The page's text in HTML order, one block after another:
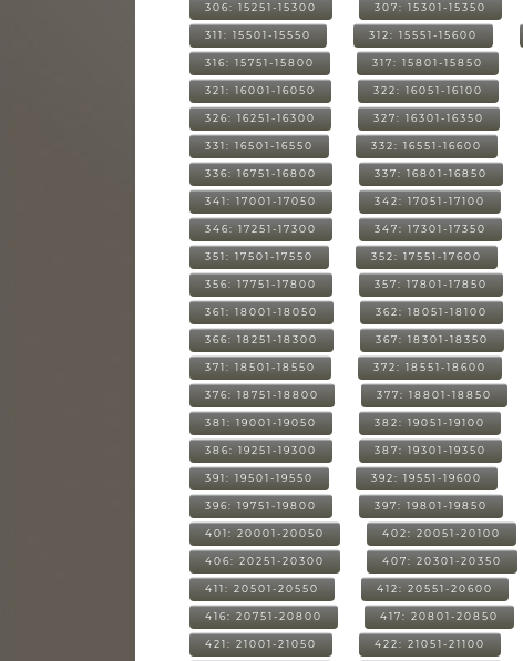
306: 15251-15300 307: 15301-15350
311: 15501-15550 312: 15551-15600
316: 15751-15800 317: 15801-15850
321: 16001-16050 322: 16051-16100
326: 16251-16300 327: 16301-16350
331: 16501-16550 332: 16551-16600
336: 16751-16800 337: 16801-16850
341: 17001-17050 342: 17051-17100
346: 17251-17300 347: 17301-17350
351: 17501-17550 352: 17551-17600
356: 17751-17800 357: 17801-17850
361: 18001-18050 362: 18051-18100
366: 18251-18300 367: 18301-18350
371: 18501-18550 372: 18551-18600
376: 18751-18800 377: 18801-18850
381: 19001-19050 382: 19051-19100
386: 19251-19300 387: 19301-19350
391: 19501-19550 392: 19551-19600
396: 19751-19800 397: 19801-19850
401: 20001-20050 402: 20051-20100
406: 20251-20300 407: 20301-20350
411: 20501-20550 412: 20551-20600
416: 20751-20800 417: 20801-20850
421: 21001-21050 422: 21051-21100